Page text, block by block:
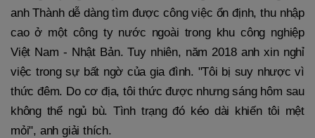
anh Thành dễ dàng tìm được công việc ổn định, thu nhập
cao ở một công ty nước ngoài trong khu công nghiệp
Việt Nam - Nhật Bản. Tuy nhiên, năm 2018 anh xin nghỉ
việc trong sự bất ngờ của gia đình. "Tôi bị suy nhược vì
thức đêm. Do cơ địa, tôi thức được nhưng sáng hôm sau
không thể ngủ bù. Tình trạng đó kéo dài khiến tôi mệt
mỏi", anh giải thích.